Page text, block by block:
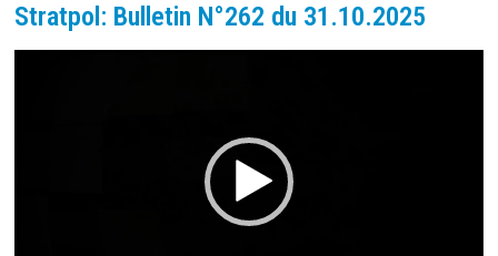
Stratpol: Bulletin N°262 du 31.10.2025